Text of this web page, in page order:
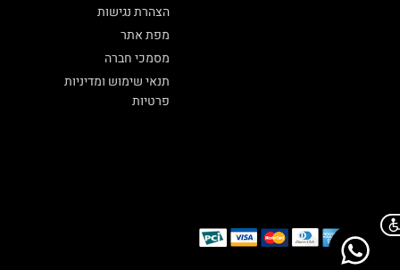
הצהרת נגישות
מפת אתר
מסמכי חברה
תנאי שימוש ומדיניות
פרטיות
Chat on WhatsApp